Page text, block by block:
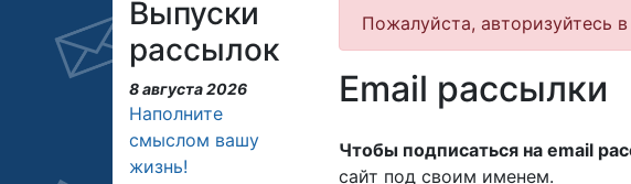
Выпуски
рассылок
8 августа 2026
Наполните
смыслом вашу
жизнь!
Пожалуйста, авторизуйтесь
Email рассылки
Чтобы подписаться на email
сайт под своим именем.